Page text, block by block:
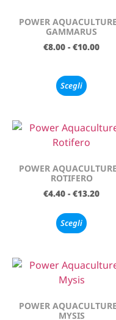
POWER
GAMMARUS
€8.00 - €10.00
Scegli
POWER
ROTIFERO
€4.40 - €13.20
Scegli
POWER
MYSIS